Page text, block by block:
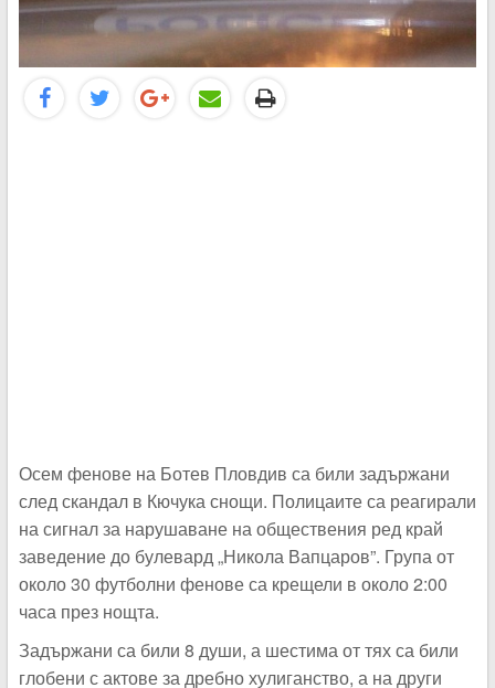
Осем фенове на Ботев Пловдив са били задържани
след скандал в Кючука снощи. Полицаите са реагирали
на сигнал за нарушаване на обществения ред край
заведение до булевард „Никола Вапцаров”. Група от
около 30 футболни фенове са крещели в около 2:00
часа през нощта.
Задържани са били 8 души, а шестима от тях са били
глобени с актове за дребно хулиганство, а на други